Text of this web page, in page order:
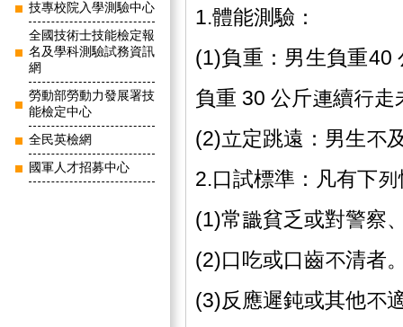
技專校院入學測驗中心
全國技術士技能檢定報
名及學科測驗試務資訊
網
勞動部勞動力發展署技
能檢定中心
全民英檢網
國軍人才招募中心
1.體能測驗：
(1)負重：男生負重40
負重 30 公斤連續行走
(2)立定跳遠：男生不
2.口試標準：凡有下
(1)常識貧乏或對警察
(2)口吃或口齒不清者
(3)反應遲鈍或其他不